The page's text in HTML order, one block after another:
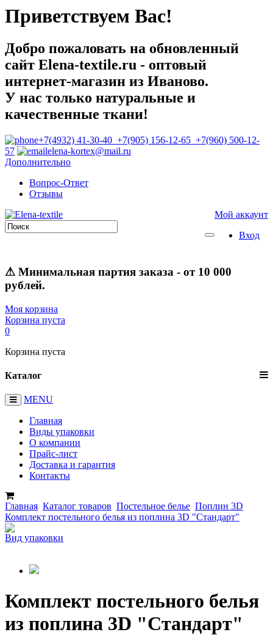
Приветствуем Вас!
Добро пожаловать на обновленный
сайт Elena-textile.ru - оптовый
интернет-магазин из Иваново.
У нас только натуральные и
качественные ткани!
+7(4932) 41-30-40 +7(905) 156-12-65 +7(960) 500-12-
57
elena-kortex@mail.ru
Дополнительно
Вопрос-Ответ
Отзывы
Мой аккаунт
Вход
⚠ Минимальная партия заказа - от 10 000
рублей.
Моя корзина
Корзина пуста
0
Корзина пуста
Каталог
MENU
Главная
Виды упаковки
О компании
Прайс-лист
Доставка и гарантия
Контакты
Главная Каталог товаров Постельное белье Поплин 3D
Комплект постельного белья из поплина 3D "Стандарт"
Вид упаковки
Комплект постельного белья
из поплина 3D "Стандарт"